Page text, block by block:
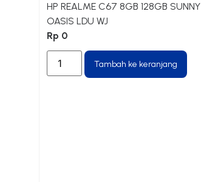
HP REALME C67 8GB 128GB SUNNY
OASIS LDU WJ
Rp 0
Tambah ke keranjang